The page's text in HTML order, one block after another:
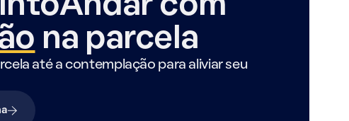
com
na parcela
até a contemplação para aliviar seu